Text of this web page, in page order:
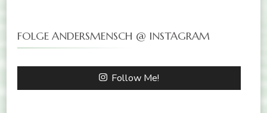
FOLGE ANDERSMENSCH @ INSTAGRAM
Follow Me!